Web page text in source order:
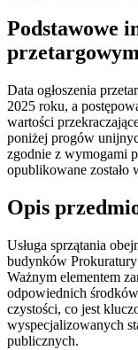
Podstawowe
Data ogłoszenia
2025 roku, a
wartości
poniżej progów
zgodnie z wymogami
opublikowane
Opis
Usługa sprzątania
budynków
Ważnym elementem
odpowiednich
czystości, co jest
wyspecjalizowanych
publicznych.